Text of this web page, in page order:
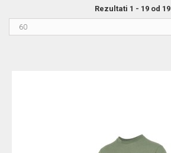
Rezultati 1 - 19 od 19